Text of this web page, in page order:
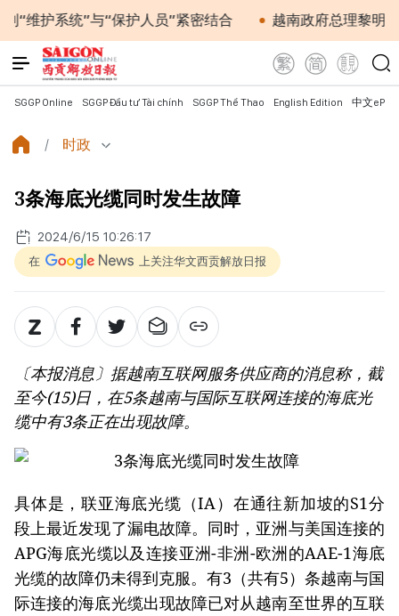
系统”与“保护人员”紧密结合 越南政府总理黎明兴会
SGGP Online SGGP Đầu tư Tài chính SGGP Thể Thao English Edition 中文
时政
3条海底光缆同时发生故障
2024/6/15 10:26:17
在 上关注华文西贡解放日报
〔本报消息〕据越南互联网服务供应商的消息称，截
至今(15)日，在5条越南与国际互联网连接的海底光
缆中有3条正在出现故障。
具体是，联亚海底光缆（IA）在通往新加坡的S1分
段上最近发现了漏电故障。同时，亚洲与美国连接的
APG海底光缆以及连接亚洲-非洲-欧洲的AAE-1海底
光缆的故障仍未得到克服。有3（共有5）条越南与国
际连接的海底光缆出现故障已对从越南至世界的互联